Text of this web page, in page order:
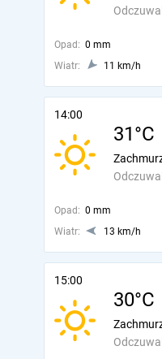
Opad: 0 mm
Wiatr:
11 km/h
14:00
31°C
Opad: 0 mm
Wiatr:
13 km/h
15:00
30°C